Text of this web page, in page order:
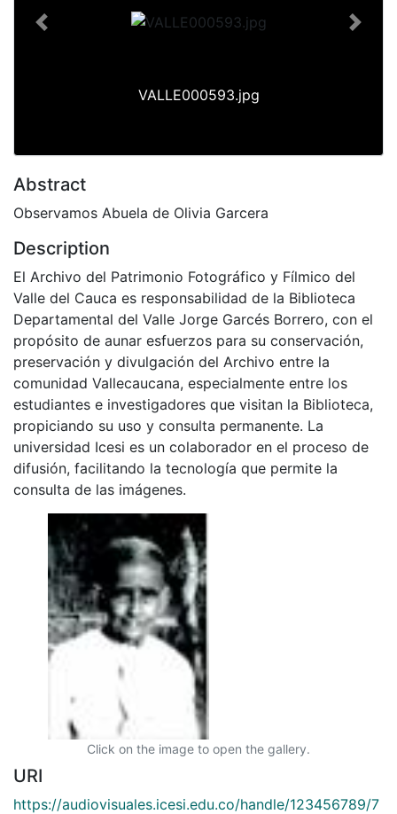
VALLE000593.jpg
Previous Next
Abstract
Observamos Abuela de Olivia Garcera
Description
El Archivo del Patrimonio Fotográfico y Fílmico del
Valle del Cauca es responsabilidad de la Biblioteca
Departamental del Valle Jorge Garcés Borrero, con el
propósito de aunar esfuerzos para su conservación,
preservación y divulgación del Archivo entre la
comunidad Vallecaucana, especialmente entre los
estudiantes e investigadores que visitan la Biblioteca,
propiciando su uso y consulta permanente. La
universidad Icesi es un colaborador en el proceso de
difusión, facilitando la tecnología que permite la
consulta de las imágenes.
Click on the image to open the gallery.
URI
https://audiovisuales.icesi.edu.co/handle/123456789/7